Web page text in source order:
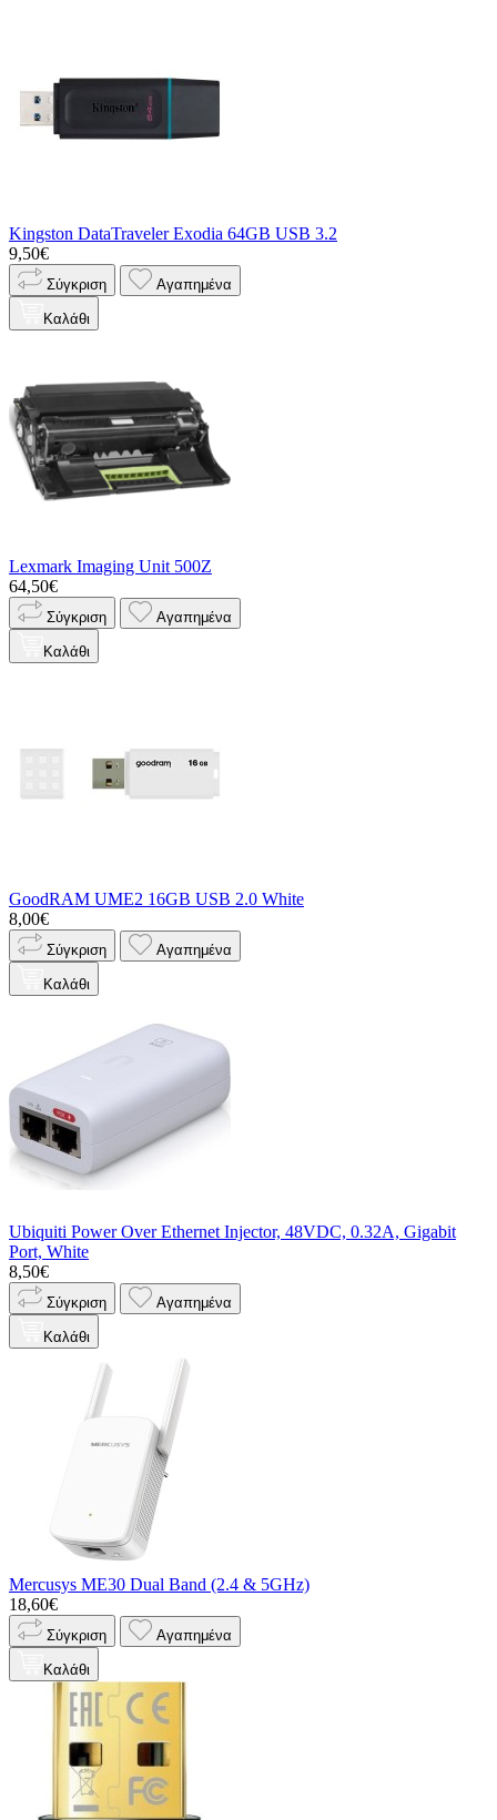
Kingston DataTraveler Exodia 64GB USB 3.2
9,50€
Σύγκριση Αγαπημένα
Καλάθι
Lexmark Imaging Unit 500Z
64,50€
Σύγκριση Αγαπημένα
Καλάθι
GoodRAM UME2 16GB USB 2.0 White
8,00€
Σύγκριση Αγαπημένα
Καλάθι
Ubiquiti Power Over Ethernet Injector, 48VDC, 0.32A, Gigabit
Port, White
8,50€
Σύγκριση Αγαπημένα
Καλάθι
Mercusys ME30 Dual Band (2.4 & 5GHz)
18,60€
Σύγκριση Αγαπημένα
Καλάθι